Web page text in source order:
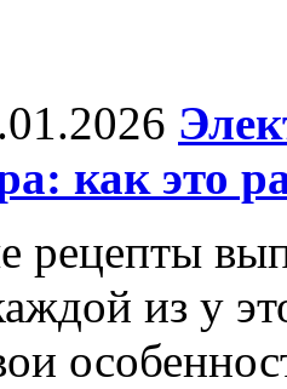
как это
рецепты
из у